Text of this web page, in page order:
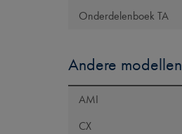
Onderdelenboek TA
Andere modellen
AMI
CX